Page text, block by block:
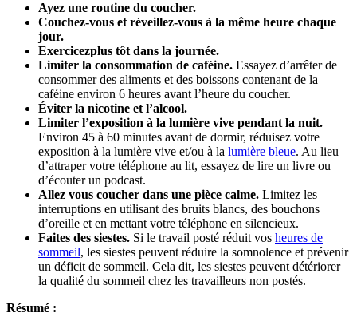
Ayez une routine du coucher.
Couchez-vous et réveillez-vous à la même heure chaque
jour.
Exercicezplus tôt dans la journée.
Limiter la consommation de caféine. Essayez d’arrêter de
consommer des aliments et des boissons contenant de la
caféine environ 6 heures avant l’heure du coucher.
Éviter la nicotine et l’alcool.
Limiter l’exposition à la lumière vive pendant la nuit.
Environ 45 à 60 minutes avant de dormir, réduisez votre
exposition à la lumière vive et/ou à la lumière bleue. Au lieu
d’attraper votre téléphone au lit, essayez de lire un livre ou
d’écouter un podcast.
Allez vous coucher dans une pièce calme. Limitez les
interruptions en utilisant des bruits blancs, des bouchons
d’oreille et en mettant votre téléphone en silencieux.
Faites des siestes. Si le travail posté réduit vos heures de
sommeil, les siestes peuvent réduire la somnolence et prévenir
un déficit de sommeil. Cela dit, les siestes peuvent détériorer
la qualité du sommeil chez les travailleurs non postés.
Résumé :